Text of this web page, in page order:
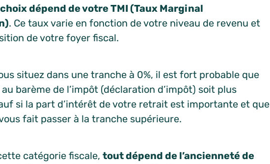
dépend de votre TMI (Taux Marginal
. Ce taux varie en fonction de votre niveau de revenu et
de votre foyer fiscal.
situez dans une tranche à 0%, il est fort probable que
barème de l’impôt (déclaration d’impôt) soit plus
si la part d’intérêt de votre retrait est importante et que
fait passer à la tranche supérieure.
catégorie fiscale,tout dépend de l’ancienneté de